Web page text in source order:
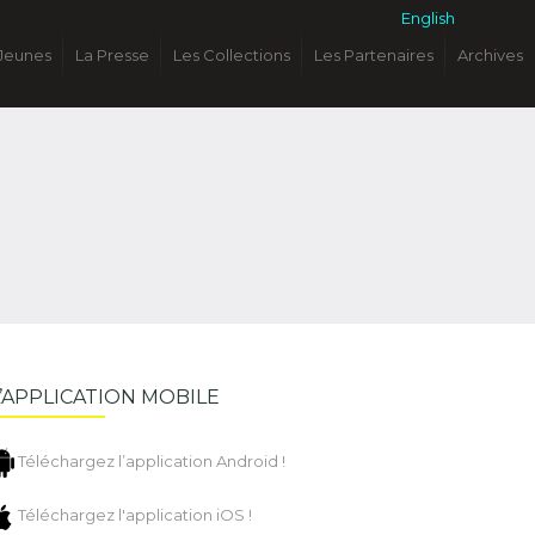
English
La Presse Les Collections Les Partenaires Archives
MOBILE
Téléchargez l’application Android !
Téléchargez l'application iOS !